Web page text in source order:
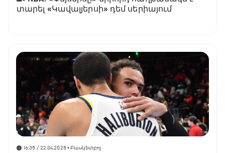
տարել «Կավալյերսի» դեմ սերիայում
16:35 / 22.04.2025• Բասկետբոլ